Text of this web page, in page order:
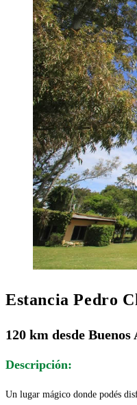
Estancia Pedro
120 km desde Buenos
Descripción:
Un lugar mágico donde podés